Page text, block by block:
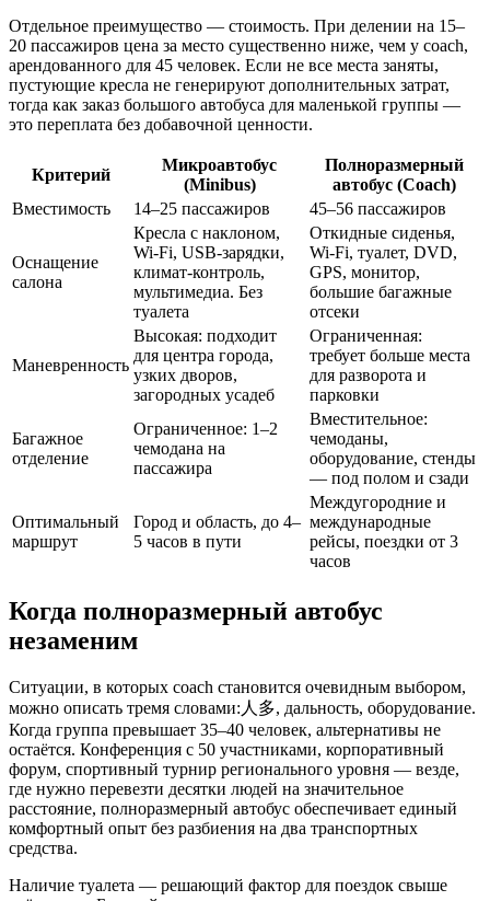
Отдельное преимущество — стоимость. При делении на 15–
20 пассажиров цена за место существенно ниже, чем у coach,
арендованного для 45 человек. Если не все места заняты,
пустующие кресла не генерируют дополнительных затрат,
тогда как заказ большого автобуса для маленькой группы —
это переплата без добавочной ценности.
Критерий
Микроавтобус
(Minibus)
Полноразмерный
автобус (Coach)
Вместимость
14–25 пассажиров 45–56 пассажиров
Оснащение
салона
Кресла с наклоном,
Wi-Fi, USB-зарядки,
климат-контроль,
мультимедиа. Без
туалета
Откидные сиденья,
Wi-Fi, туалет, DVD,
GPS, монитор,
большие багажные
отсеки
Маневренность
Высокая: подходит
для центра города,
узких дворов,
загородных усадеб
Ограниченная:
требует больше места
для разворота и
парковки
Багажное
отделение
Ограниченное: 1–2
чемодана на
пассажира
Вместительное:
чемоданы,
оборудование, стенды
— под полом и сзади
Оптимальный
маршрут
Город и область, до 4–
5 часов в пути
Междугородние и
международные
рейсы, поездки от 3
часов
Когда полноразмерный автобус
незаменим
Ситуации, в которых coach становится очевидным выбором,
можно описать тремя словами:人多, дальность, оборудование.
Когда группа превышает 35–40 человек, альтернативы не
остаётся. Конференция с 50 участниками, корпоративный
форум, спортивный турнир регионального уровня — везде,
где нужно перевезти десятки людей на значительное
расстояние, полноразмерный автобус обеспечивает единый
комфортный опыт без разбиения на два транспортных
средства.
Наличие туалета — решающий фактор для поездок свыше